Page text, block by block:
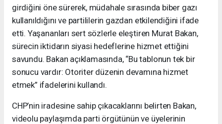
girdiğini öne sürerek, müdahale sırasında biber gazı
kullanıldığını ve partililerin gazdan etkilendiğini ifade
etti. Yaşananları sert sözlerle eleştiren Murat Bakan,
sürecin iktidarın siyasi hedeflerine hizmet ettiğini
savundu. Bakan açıklamasında, “Bu tablonun tek bir
sonucu vardır: Otoriter düzenin devamına hizmet
etmek” ifadelerini kullandı.
CHP’nin iradesine sahip çıkacaklarını belirten Bakan,
videolu paylaşımda parti örgütünün ve üyelerinin